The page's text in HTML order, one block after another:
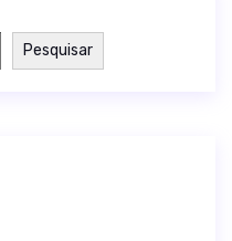
Pesquisar